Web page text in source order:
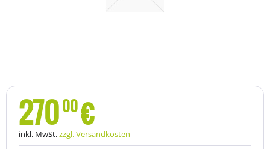
27000€
inkl. MwSt.zzgl. Versandkosten